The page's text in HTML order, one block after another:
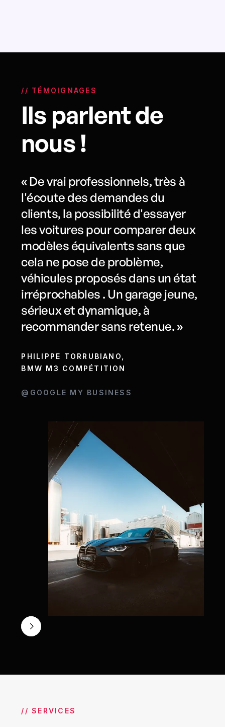
// TÉMOIGNAGES
Ils parlent de
nous !
« De vrai professionnels, très à
l'écoute des demandes du
clients, la possibilité d'essayer
les voitures pour comparer deux
modèles équivalents sans que
cela ne pose de problème,
véhicules proposés dans un état
irréprochables . Un garage jeune,
sérieux et dynamique, à
recommander sans retenue. »
PHILIPPE TORRUBIANO,
BMW M3 COMPÉTITION
@GOOGLE MY BUSINESS
// SERVICES